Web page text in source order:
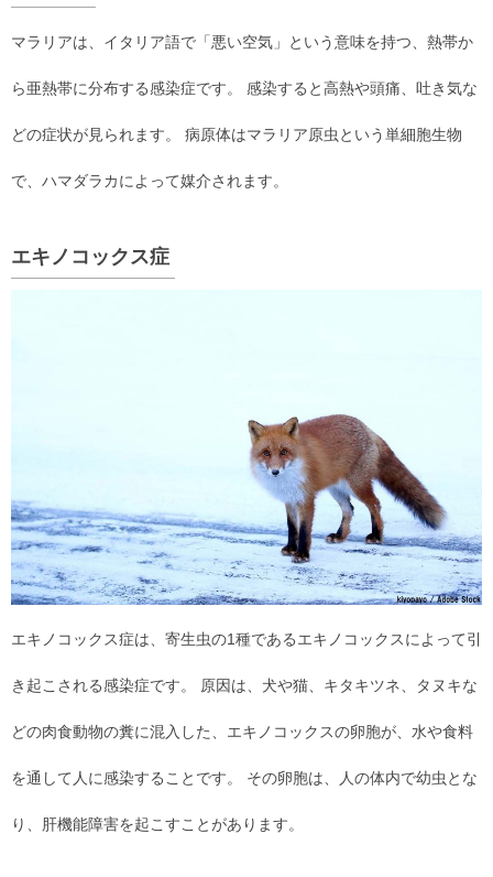
マラリアは、イタリア語で「悪い空気」という意味を持つ、熱帯か
ら亜熱帯に分布する感染症です。 感染すると高熱や頭痛、吐き気な
どの症状が見られます。 病原体はマラリア原虫という単細胞生物
で、ハマダラカによって媒介されます。
エキノコックス症
エキノコックス症は、寄生虫の1種であるエキノコックスによって引
き起こされる感染症です。 原因は、犬や猫、キタキツネ、タヌキな
どの肉食動物の糞に混入した、エキノコックスの卵胞が、水や食料
を通して人に感染することです。 その卵胞は、人の体内で幼虫とな
り、肝機能障害を起こすことがあります。